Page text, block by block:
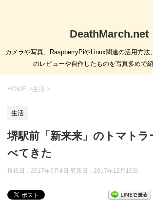
DeathMarch.net
カメラや写真、RaspberryPiやLinux関連の活用方法
のレビューや自作したものを写真多めで紹
HOME >生活 >
生活
堺駅前「新来来」のトマトラ
べてきた
投稿日：2017年5月4日 更新日： 2017年12月10日